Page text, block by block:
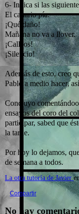
6- Indica si las
El canario pía.
¡Qué daño!
Mañana no va a llover.
¡Callaos!
¡Silencio!
Además de esto, creo
Pablo a medio hacer,
Concluyo
ensayos del coro del
participar, sabed que
la tarde.
Por hoy lo dejamos,
de semana a todos.
La otra tutoría de Javier
Compartir
No hay